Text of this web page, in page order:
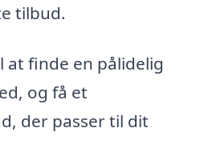
tilbud.
finde en pålidelig
og få et
der passer til dit